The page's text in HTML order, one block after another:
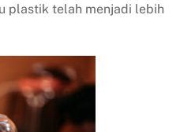
plastik telah menjadi lebih